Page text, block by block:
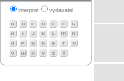
interpret vydavatel